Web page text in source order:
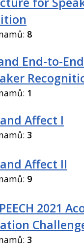
8
End-to-
1
Affect I
3
Affect II
9
2021
3